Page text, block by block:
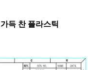
득 찬 플라스틱